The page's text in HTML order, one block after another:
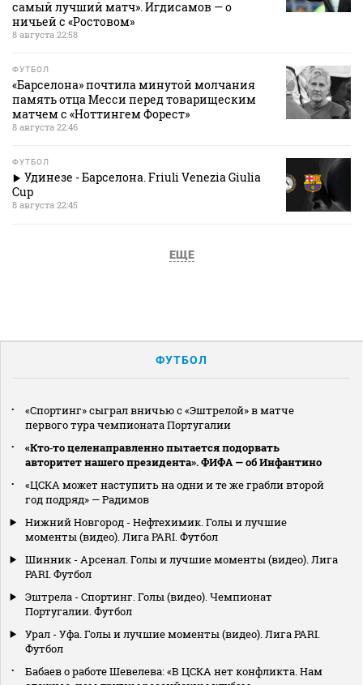
самый лучший матч». Игдисамов — о
ничьей с «Ростовом»
8 августа 22:58
ФУТБОЛ
«Барселона» почтила минутой молчания
память отца Месси перед товарищеским
матчем с «Ноттингем Форест»
8 августа 22:46
ФУТБОЛ
Удинезе - Барселона. Friuli Venezia Giulia
Cup
8 августа 22:45
ЕЩЕ
ФУТБОЛ
«Спортинг» сыграл вничью с «Эштрелой» в матче
первого тура чемпионата Португалии
«Кто‑то целенаправленно пытается подорвать
авторитет нашего президента». ФИФА — об Инфантино
«ЦСКА может наступить на одни и те же грабли второй
год подряд» — Радимов
Нижний Новгород - Нефтехимик. Голы и лучшие
моменты (видео). Лига PARI. Футбол
Шинник - Арсенал. Голы и лучшие моменты (видео). Лига
PARI. Футбол
Эштрела - Спортинг. Голы (видео). Чемпионат
Португалии. Футбол
Урал - Уфа. Голы и лучшие моменты (видео). Лига PARI.
Футбол
Бабаев о работе Шевелева: «В ЦСКА нет конфликта. Нам